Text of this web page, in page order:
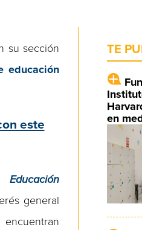
su sección
educación
este
Educación
general
TE
en